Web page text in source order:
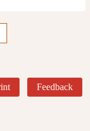
Feedback